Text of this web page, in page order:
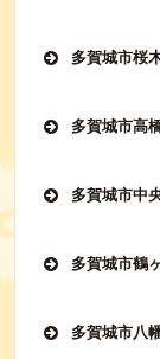
多賀城市桜
多賀城市高
多賀城市中
多賀城市鶴
多賀城市八